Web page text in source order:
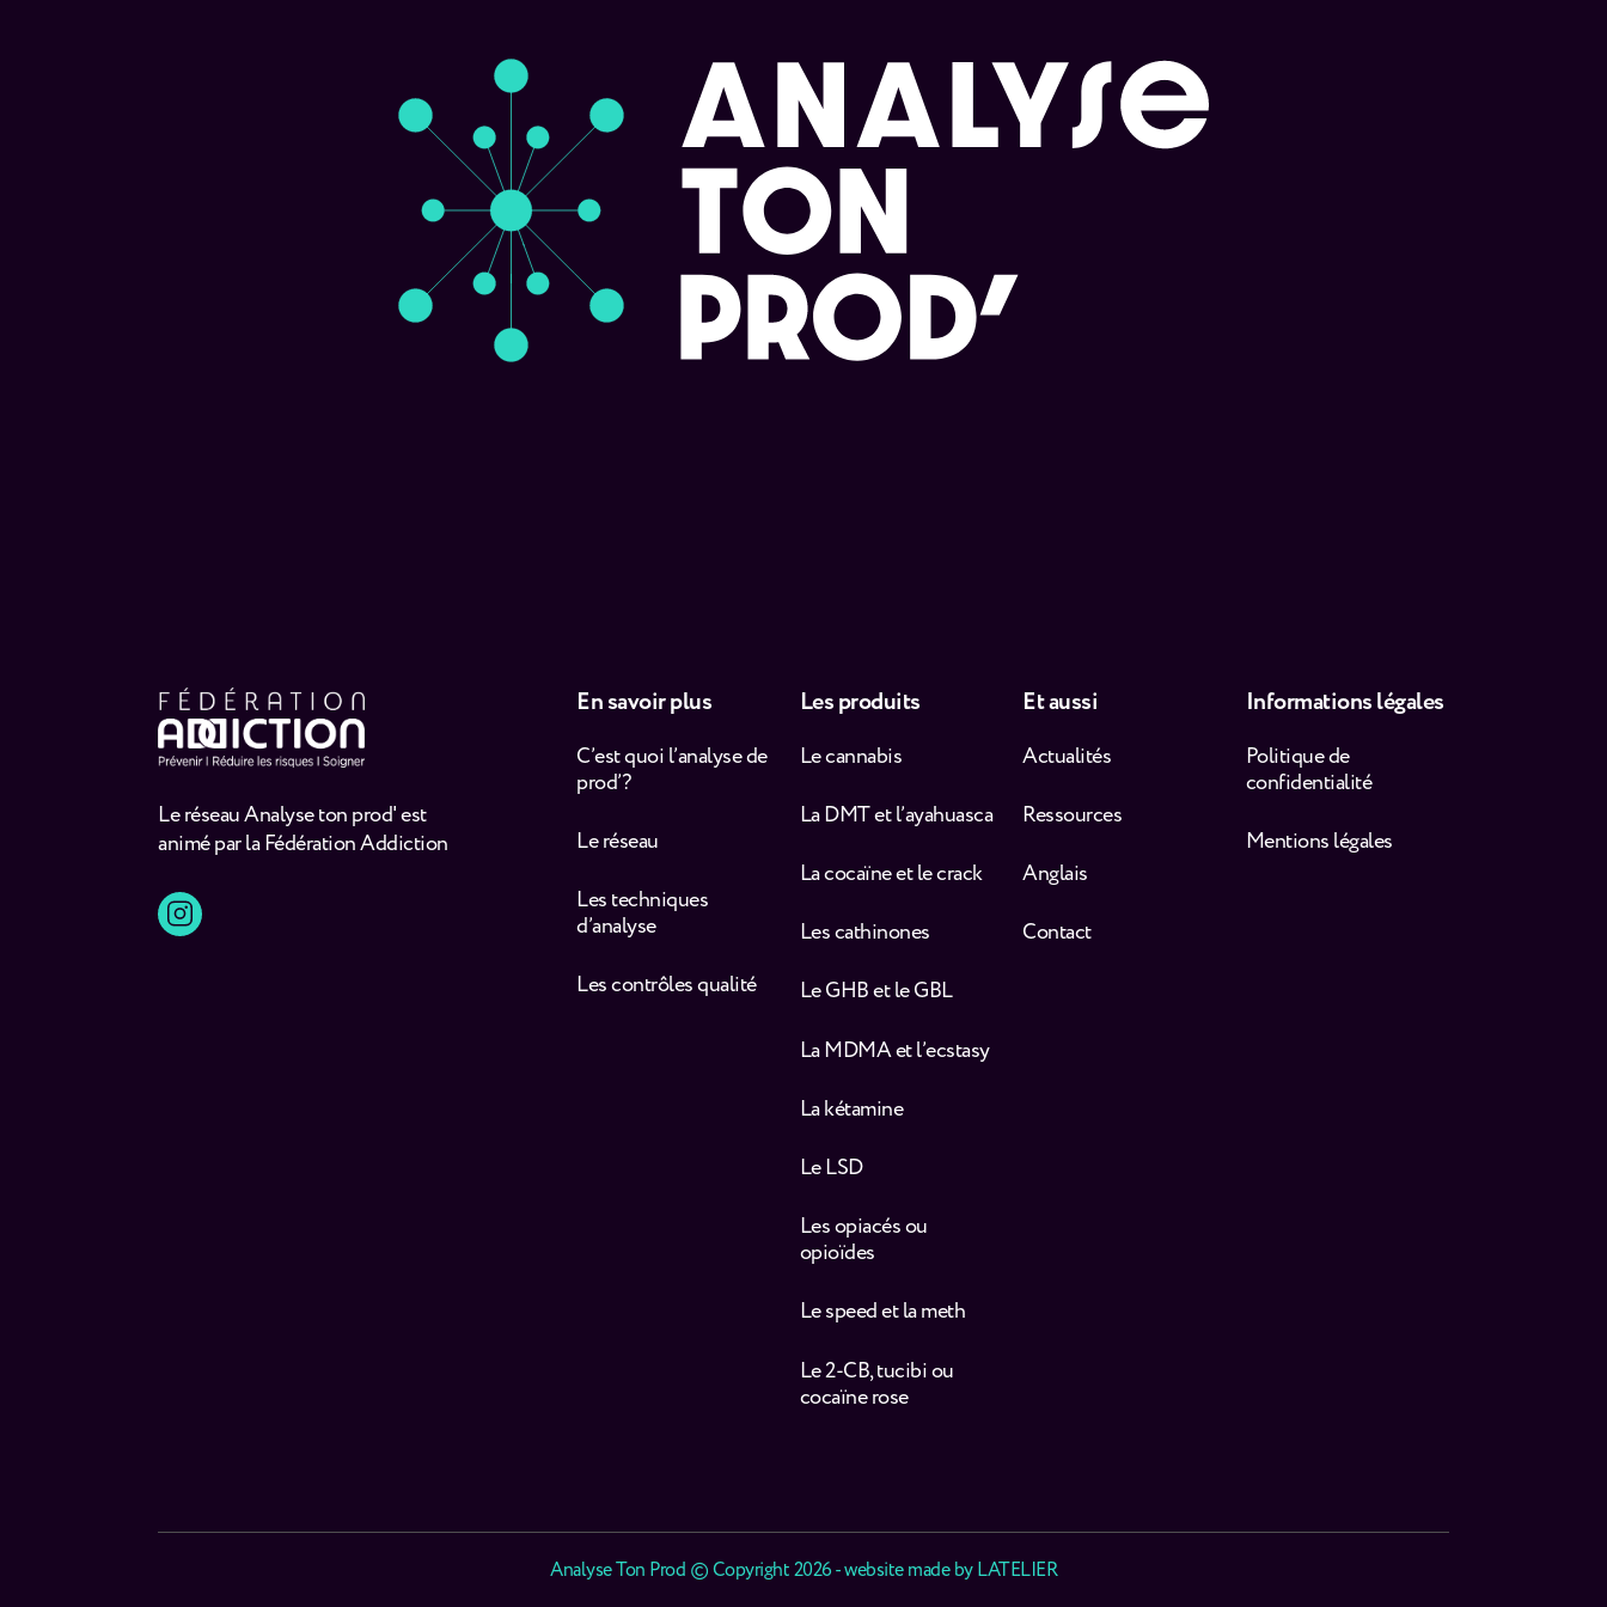
Le réseau Analyse ton prod' est
animé par la Fédération Addiction
En savoir plus
C’est quoi l’analyse de
prod’ ?
Le réseau
Les techniques
d’analyse
Les contrôles qualité
Les produits
Le cannabis
La DMT et l’ayahuasca
La cocaïne et le crack
Les cathinones
Le GHB et le GBL
La MDMA et l’ecstasy
La kétamine
Le LSD
Les opiacés ou
opioïdes
Le speed et la meth
Le 2-CB, tucibi ou
cocaïne rose
Et aussi
Actualités
Ressources
Anglais
Contact
Informations légales
Politique de
confidentialité
Mentions légales
Analyse Ton Prod © Copyright 2026 - website made byLATELIER